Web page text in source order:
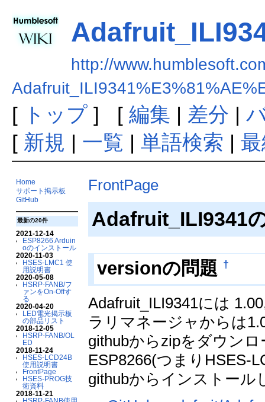
http://
[ トップ] [ 編集 | 差分 |
[ 新規 | 一覧 | 単語検索 |
Home
サポート掲示板
GitHub
最新の20件
2021-12-14
ESP8266 Arduin
oのインストール
2020-11-03
HSES-LMC1 使
用説明書
2020-05-08
HSRP-FANB/フ
ァンをOn-Offす
る
2020-04-20
LED電光掲示板
の部品リスト
2018-12-05
HSRP-FANB/OL
ED
2018-11-24
HSES-LCD24B
使用説明書
FrontPage
HSES-PROG技
術資料
2018-11-21
FrontPage
Adafruit_ILI9341
versionの問題 †
Adafruit_ILI9341には
ラリマネージャからは
githubからzipをダウン
ESP8266(つまりHSES-
githubからインストール